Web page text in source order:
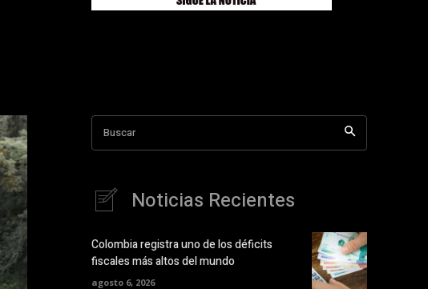
Buscar
Noticias Recientes
Colombia registra uno de los déficits
fiscales más altos del mundo
agosto 6, 2026